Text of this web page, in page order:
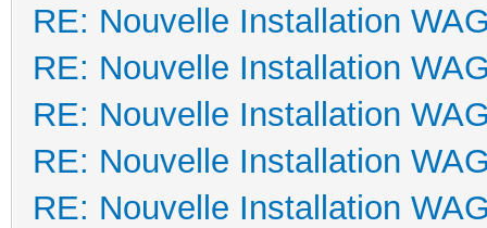
RE: Nouvelle Installation
RE: Nouvelle Installation
RE: Nouvelle Installation
RE: Nouvelle Installation
RE: Nouvelle Installation